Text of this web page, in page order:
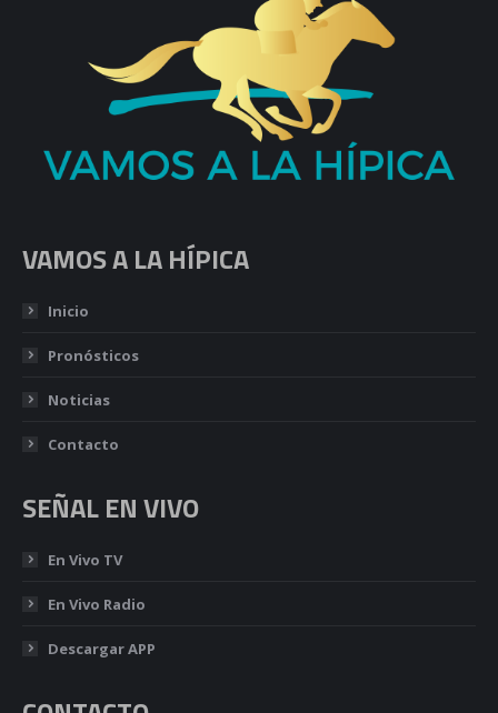
VAMOS A LA HÍPICA
Inicio
Pronósticos
Noticias
Contacto
SEÑAL EN VIVO
En Vivo TV
En Vivo Radio
Descargar APP